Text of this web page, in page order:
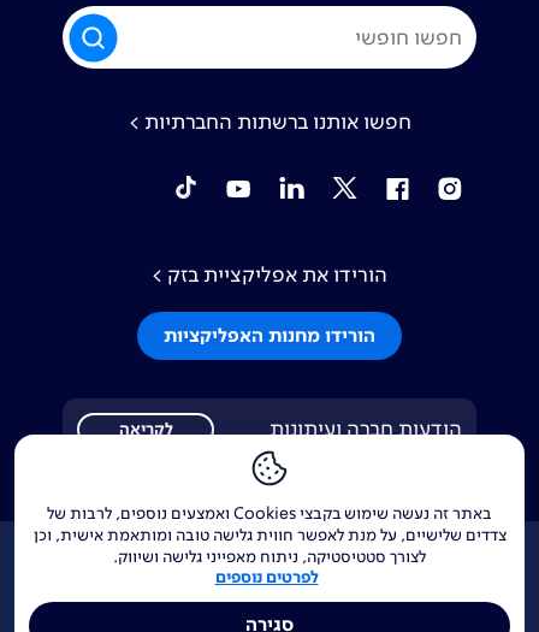
באתר זה נעשה שימוש בקבצי Cookies ואמצעים נוספים, לרבות של
צדדים שלישיים, על מנת לאפשר חווית גלישה טובה ומותאמת אישית, וכן
לצורך סטטיסטיקה, ניתוח מאפייני גלישה ושיווק.
לפרטים נוספים
סגירה
חפשו אותנו ברשתות החברתיות >
Instagram
Facebook
Twitter
Linkedin
YouTube
tiktok
הורידו את אפליקציית בזק >
הורידו מחנות האפליקציות
הודעות חברה ועיתונות לקריאה
אודותדרושיםצור קשרInvestor Relations
נדל"ן144בזק בינלאומיפלאפוןYesוואלה!מפות